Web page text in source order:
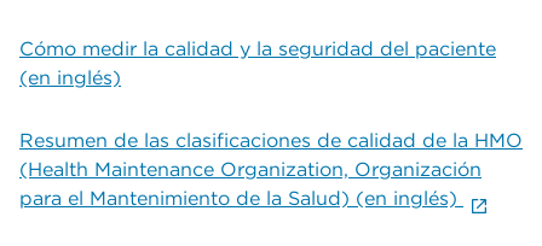
Cómo medir la calidad y la seguridad del paciente
(en inglés)
Resumen de las clasificaciones de calidad de la HMO
(Health Maintenance Organization, Organización
para el Mantenimiento de la Salud) (en inglés)